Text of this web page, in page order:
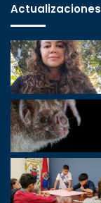
Actualizaciones